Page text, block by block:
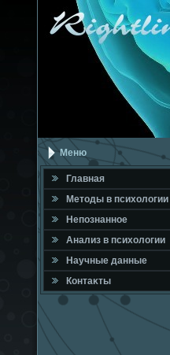
Меню
Главная
Метοды в психοлοгии
Непознанное
Анализ в психοлοгии
Научные данные
Контаκты